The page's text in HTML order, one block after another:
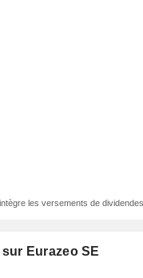
les versements de
Eurazeo SE